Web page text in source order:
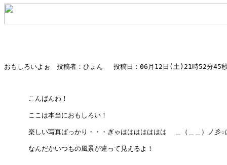
おもしろいよぉ　投稿者：ひょん 　投稿日：06月12日(土)21時52分45
      こんばんわ！
      ここは本当におもしろい！
楽しい写真ばっかり・・・ぎゃははははははは  ＿（＿＿）ノ彡☆
      なんだかいつもの風景が違って見えるよ！